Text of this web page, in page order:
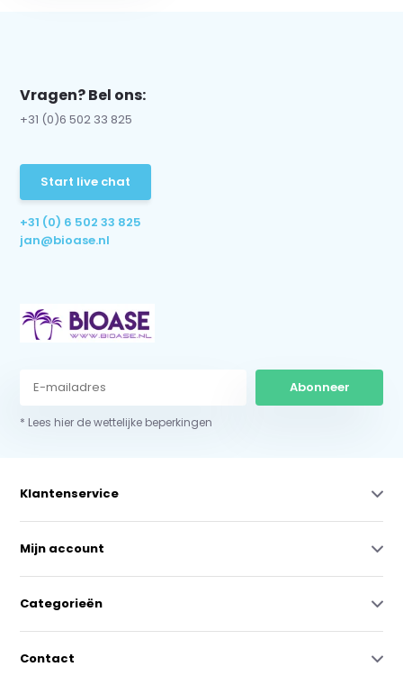
Vragen? Bel ons:
+31 (0)6 502 33 825
Start live chat
+31 (0) 6 502 33 825
jan@bioase.nl
Abonneer
* Lees hier de wettelijke beperkingen
Klantenservice
Mijn account
Categorieën
Contact